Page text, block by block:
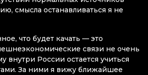
смысла останавливаться я не
что будет качать — это
связи не очень
внутри России остается учиться
За ними я вижу ближайшее